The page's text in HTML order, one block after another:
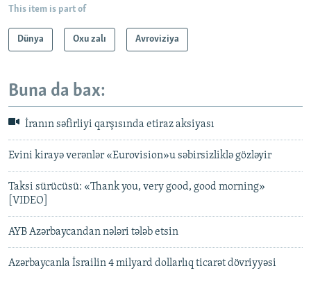
This item is part of
Dünya Oxu zalı Avroviziya
Buna da bax:
İranın səfirliyi qarşısında etiraz aksiyası
Evini kirayə verənlər «Eurovision»u səbirsizliklə gözləyir
Taksi sürücüsü: «Thank you, very good, good morning»
[VIDEO]
AYB Azərbaycandan nələri tələb etsin
Azərbaycanla İsrailin 4 milyard dollarlıq ticarət dövriyyəsi